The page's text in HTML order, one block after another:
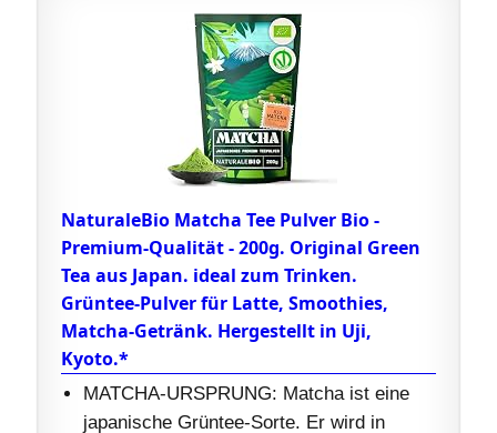
NaturaleBio Matcha Tee Pulver Bio -
Premium-Qualität - 200g. Original Green
Tea aus Japan. ideal zum Trinken.
Grüntee-Pulver für Latte, Smoothies,
Matcha-Getränk. Hergestellt in Uji,
Kyoto.*
MATCHA-URSPRUNG: Matcha ist eine
japanische Grüntee-Sorte. Er wird in